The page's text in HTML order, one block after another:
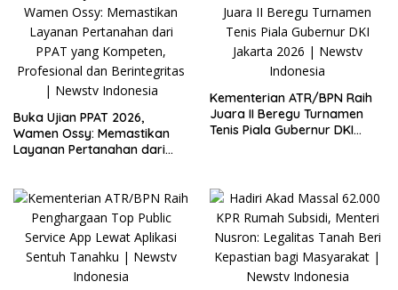
Buka Ujian PPAT 2026,
Wamen Ossy: Memastikan
Layanan Pertanahan dari
Kementerian ATR/BPN Raih
Juara II Beregu Turnamen
Tenis Piala Gubernur DKI